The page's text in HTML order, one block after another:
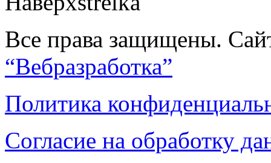
Все права защищены.
“Вебразработка”
Политика
Согласие на обработку